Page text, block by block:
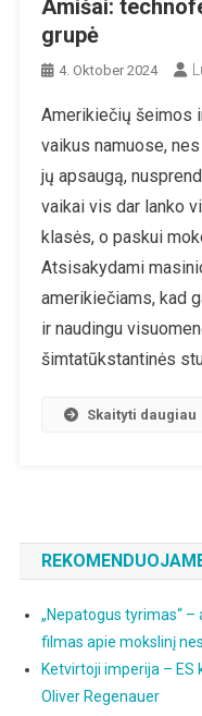
Amišai:
grupė
4. Oktober 2024
Amerikiečių šeimos
vaikus namuose,
jų apsaugą,
vaikai vis dar lanko
klasės, o paskui
Atsisakydami
amerikiečiams, kad
ir naudingu
šimtatūkstantinės
Skaityti daugiau
„Nepatogus tyrimas“
filmas apie mokslinį
Ketvirtoji imperija – ES
Oliver Regenauer